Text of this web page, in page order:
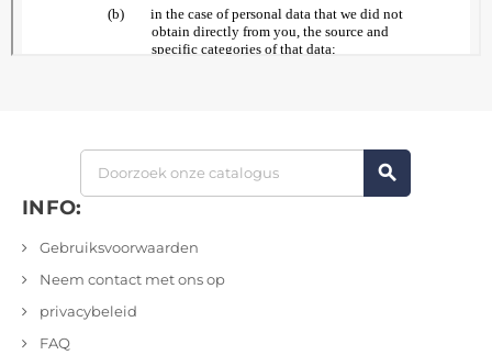
search
INFO:
Gebruiksvoorwaarden
Neem contact met ons op
privacybeleid
FAQ